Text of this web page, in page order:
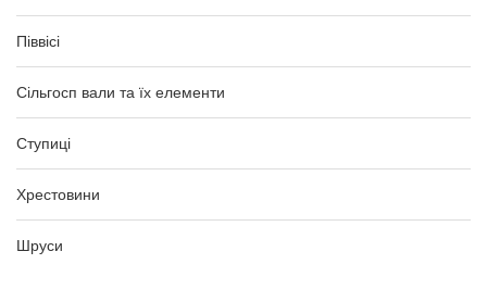
Піввісі
Сільгосп вали та їх елементи
Ступиці
Хрестовини
Шруси